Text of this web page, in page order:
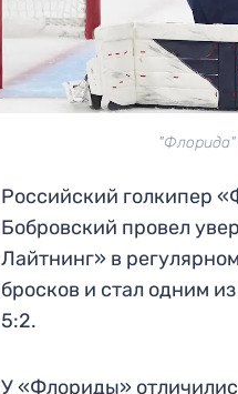
"Флорида"
Российский голкипер
Бобровский провел
Лайтнинг» в
бросков и стал одним
5:2.
У «Флориды»